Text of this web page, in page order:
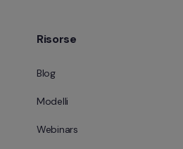
Risorse
Blog
Modelli
Webinars